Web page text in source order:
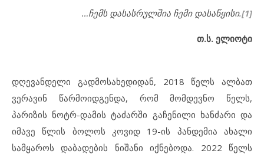
…ჩემს დასასრულშია ჩემი დასაწყისი.[1]
თ.ს. ელიოტი
დღევანდელი გადმოსახედიდან, 2018 წელს ალბათ
ვერავინ წარმოიდგენდა, რომ მომდევნო წელს,
პარიზის ნოტრ-დამის ტაძარში გაჩენილი ხანძარი და
იმავე წლის ბოლოს კოვიდ 19-ის პანდემია ახალი
სამყაროს დაბადების ნიშანი იქნებოდა. 2022 წელს